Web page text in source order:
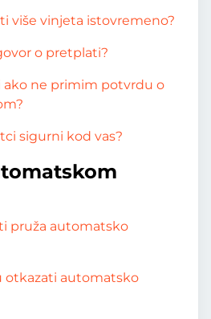
više vinjeta istovremeno?
o pretplati?
ne primim potvrdu o
sigurni kod vas?
pruža automatsko
otkazati automatsko